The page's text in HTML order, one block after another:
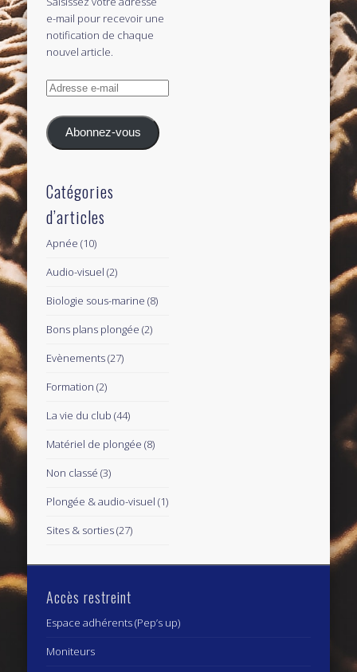
e-mail pour recevoir une
notification de chaque
nouvel article.
Adresse
mail
Abonnez-vous
Catégories
d’articles
Apnée (10)
Audio-visuel (2)
Biologie sous-marine (8)
Bons plans plongée (2)
Evènements(27)
Formation (2)
La vie du club (44)
Matériel de plongée (8)
Non classé (3)
Plongée & audio-visuel (1)
Sites & sorties(27)
Accès restreint
Espace adhérents (Pep’s up)
Moniteurs